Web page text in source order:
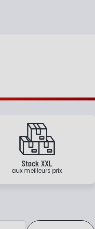
Stock XXL
aux meilleurs prix